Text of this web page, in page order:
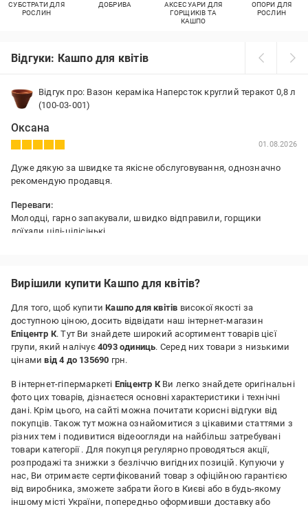
СУБСТРАТИ ДЛЯ
РОСЛИН
ДОБРИВА
АКСЕСУАРИ ДЛЯ
ГОРЩИКІВ ТА
КАШПО
ОПОРИ ДЛЯ
РОСЛИН
Відгуки: Кашпо для квітів
Відгук про: Вазон кераміка Наперсток круглий теракот 0,8 л
(100-03-001)
Оксана
01.08.2026
Дуже дякую за швидке та якісне обслуговування, однозначно
рекомендую продавця.
Переваги:
Молодці, гарно запакували, швидко відправили, горщики
доїхали цілі-цілісінькі
Вирішили купити Кашпо для квітів?
Для того, щоб купитиКашпо для квітів високої якості за
доступною ціною, досить відвідати наш інтернет-магазин
Епіцентр К. Тут Ви знайдете широкий асортимент товарів цієї
групи, який налічує 4093 одиниць. Серед них товари з низькими
цінамивід 4 до 135690 грн.
В інтернет-гіпермаркеті Епіцентр КВи легко знайдете оригінальні
фото цих товарів, дізнаєтеся основні характеристики і технічні
дані. Крім цього, на сайті можна почитати корисні відгуки від
покупців. Також тут можна ознайомитися з цікавими статтями з
різних тем і подивитися відеоогляди на найбільш затребувані
товари категорії . Для покупця регулярно проводяться акції,
розпродажі та знижки з безліччю вигідних позицій. Купуючи у
нас, Ви отримаєте сертифікований товар з офіційною гарантією
від виробника, зможете забрати його в Києві або в будь-якому
іншому місті України, попередньо оформивши доставку або